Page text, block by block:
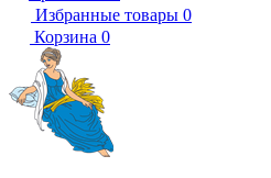
Избранные товары 0
Корзина 0